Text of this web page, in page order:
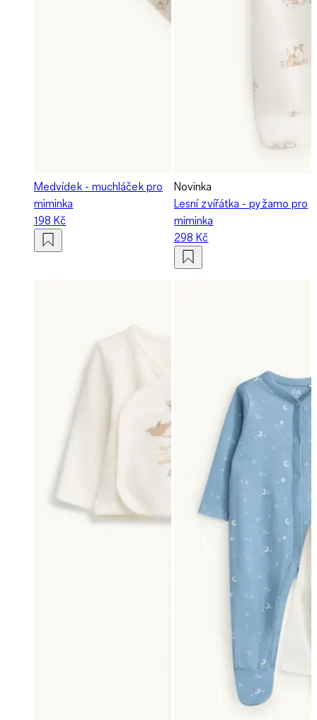
Medvídek - muchláček pro
miminka
198 Kč
Novinka
Lesní zvířátka - pyžamo pro
miminka
298 Kč